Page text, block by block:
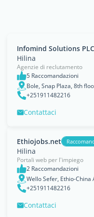
Infomind Solutions PLC
Hilina
Agenzie di reclutamento
5 Raccomandazioni
+251911482216
Contattaci
Ethiojobs.net
Hilina
Portali web per l'impiego
2 Raccomandazioni
+251911482216
Contattaci